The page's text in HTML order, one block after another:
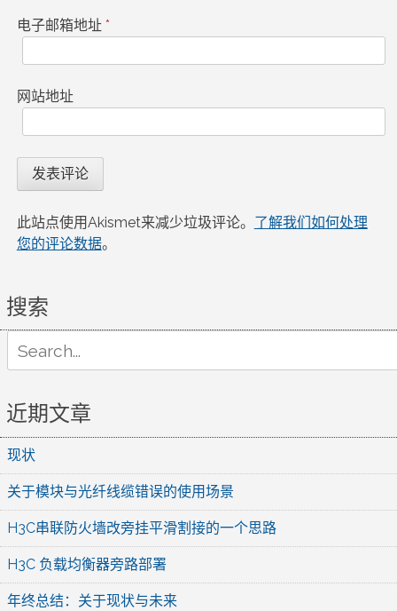
电子邮箱地址 *
网站地址
此站点使用Akismet来减少垃圾评论。 了解我们如何处理
您的评论数据。
搜索
for:
近期文章
现状
关于模块与光纤线缆错误的使用场景
H3C串联防火墙改旁挂平滑割接的一个思路
H3C 负载均衡器旁路部署
年终总结：关于现状与未来